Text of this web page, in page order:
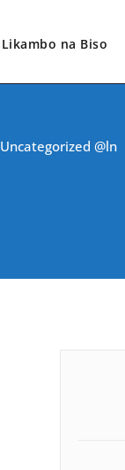
Likambo na Biso
Uncategorized @ln